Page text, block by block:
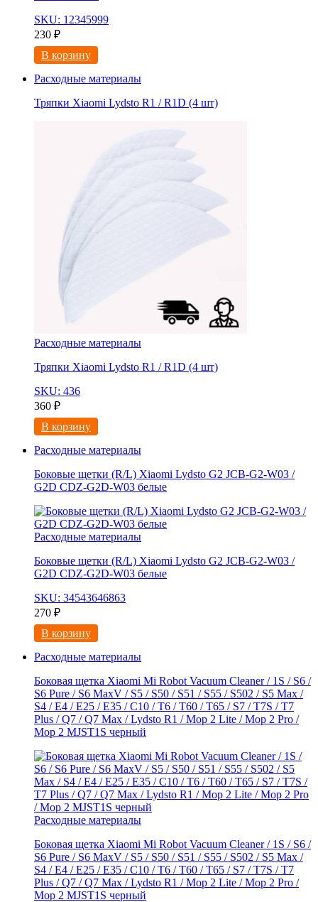
SKU: 12345999
230 ₽
В корзину
Расходные материалы
Тряпки Xiaomi Lydsto R1 / R1D (4 шт)
Расходные материалы
Тряпки Xiaomi Lydsto R1 / R1D (4 шт)
SKU: 436
360 ₽
В корзину
Расходные материалы
Боковые щетки (R/L) Xiaomi Lydsto G2 JCB-G2-W03 /
G2D CDZ-G2D-W03 белые
Расходные материалы
Боковые щетки (R/L) Xiaomi Lydsto G2 JCB-G2-W03 /
G2D CDZ-G2D-W03 белые
SKU: 34543646863
270 ₽
В корзину
Расходные материалы
Боковая щетка Xiaomi Mi Robot Vacuum Cleaner / 1S / S6 /
S6 Pure / S6 MaxV / S5 / S50 / S51 / S55 / S502 / S5 Max /
S4 / E4 / E25 / E35 / C10 / T6 / T60 / T65 / S7 / T7S / T7
Plus / Q7 / Q7 Max / Lydsto R1 / Mop 2 Lite / Mop 2 Pro /
Mop 2 MJST1S черный
Расходные материалы
Боковая щетка Xiaomi Mi Robot Vacuum Cleaner / 1S / S6 /
S6 Pure / S6 MaxV / S5 / S50 / S51 / S55 / S502 / S5 Max /
S4 / E4 / E25 / E35 / C10 / T6 / T60 / T65 / S7 / T7S / T7
Plus / Q7 / Q7 Max / Lydsto R1 / Mop 2 Lite / Mop 2 Pro /
Mop 2 MJST1S черный